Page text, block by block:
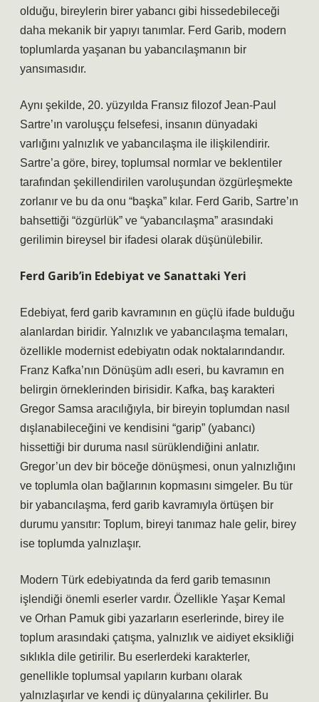
olduğu, bireylerin birer yabancı gibi hissedebileceği
daha mekanik bir yapıyı tanımlar. Ferd Garib, modern
toplumlarda yaşanan bu yabancılaşmanın bir
yansımasıdır.
Aynı şekilde, 20. yüzyılda Fransız filozof Jean-Paul
Sartre’ın varoluşçu felsefesi, insanın dünyadaki
varlığını yalnızlık ve yabancılaşma ile ilişkilendirir.
Sartre’a göre, birey, toplumsal normlar ve beklentiler
tarafından şekillendirilen varoluşundan özgürleşmekte
zorlanır ve bu da onu “başka” kılar. Ferd Garib, Sartre’ın
bahsettiği “özgürlük” ve “yabancılaşma” arasındaki
gerilimin bireysel bir ifadesi olarak düşünülebilir.
Ferd Garib’in Edebiyat ve Sanattaki Yeri
Edebiyat, ferd garib kavramının en güçlü ifade bulduğu
alanlardan biridir. Yalnızlık ve yabancılaşma temaları,
özellikle modernist edebiyatın odak noktalarındandır.
Franz Kafka’nın Dönüşüm adlı eseri, bu kavramın en
belirgin örneklerinden birisidir. Kafka, baş karakteri
Gregor Samsa aracılığıyla, bir bireyin toplumdan nasıl
dışlanabileceğini ve kendisini “garip” (yabancı)
hissettiği bir duruma nasıl sürüklendiğini anlatır.
Gregor’un dev bir böceğe dönüşmesi, onun yalnızlığını
ve toplumla olan bağlarının kopmasını simgeler. Bu tür
bir yabancılaşma, ferd garib kavramıyla örtüşen bir
durumu yansıtır: Toplum, bireyi tanımaz hale gelir, birey
ise toplumda yalnızlaşır.
Modern Türk edebiyatında da ferd garib temasının
işlendiği önemli eserler vardır. Özellikle Yaşar Kemal
ve Orhan Pamuk gibi yazarların eserlerinde, birey ile
toplum arasındaki çatışma, yalnızlık ve aidiyet eksikliği
sıklıkla dile getirilir. Bu eserlerdeki karakterler,
genellikle toplumsal yapıların kurbanı olarak
yalnızlaşırlar ve kendi iç dünyalarına çekilirler. Bu